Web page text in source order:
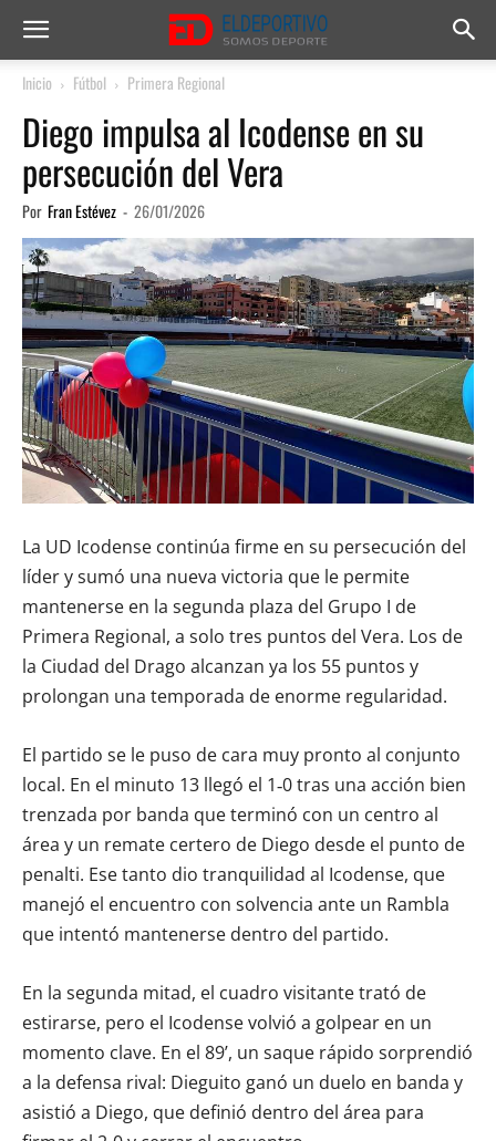
Inicio Fútbol Primera Regional
Diego impulsa al Icodense en su
persecución del Vera
Por Fran Estévez - 26/01/2026
La UD Icodense continúa firme en su persecución del
líder y sumó una nueva victoria que le permite
mantenerse en la segunda plaza del Grupo I de
Primera Regional, a solo tres puntos del Vera. Los de
la Ciudad del Drago alcanzan ya los 55 puntos y
prolongan una temporada de enorme regularidad.
El partido se le puso de cara muy pronto al conjunto
local. En el minuto 13 llegó el 1‑0 tras una acción bien
trenzada por banda que terminó con un centro al
área y un remate certero de Diego desde el punto de
penalti. Ese tanto dio tranquilidad al Icodense, que
manejó el encuentro con solvencia ante un Rambla
que intentó mantenerse dentro del partido.
En la segunda mitad, el cuadro visitante trató de
estirarse, pero el Icodense volvió a golpear en un
momento clave. En el 89’, un saque rápido sorprendió
a la defensa rival: Dieguito ganó un duelo en banda y
asistió a Diego, que definió dentro del área para